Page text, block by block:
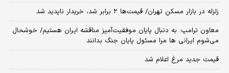
زلزله در بازار مسکن تهران/ قیمت‌ها ۲ برابر شد، خریدار ناپدید شد
معاون ترامپ: به دنبال پایان موفقیت‌آمیز مناقشه ایران هستیم/ خوشحال
می‌شوم ایرانی ها مرا مسئول پایان جنگ بدانند
قیمت جدید مرغ اعلام شد